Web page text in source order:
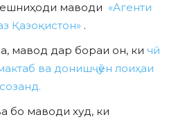
маводи «Агенти
Қазоқистон» .
мавод дар бораи он, ки чӣ
ва донишҷӯён лоиҳаи
бо маводи худ, ки